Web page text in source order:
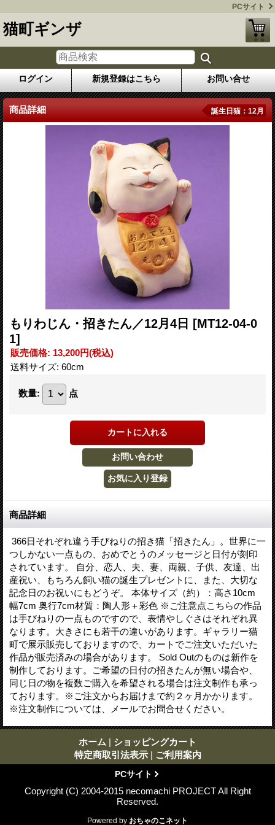
PCサイト
猫町ギンザ
ログイン 新規登録はこちら お問い合せ
商品詳細 誕生日猫：12月
もりわじん・招きたん／12月4日 [MT12-04-0
1]
販売価格: 13,200円(税込)
送料サイズ: 60cm
数量: 点
商品詳細
366日それぞれ違う手びねりの招き猫「招きたん」。世界に一
つしかない一点もの、おめでとうのメッセージと日付が刻印
されています。 自分、恋人、夫、妻、両親、子供、友達、出
産祝い、もちろん飼い猫の誕生プレゼントに、また、大切な
記念日のお祝いにもどうぞ。 本体サイズ（約）：高さ10cm
幅7cm 奥行7cm材質：陶人形＋彩色 ※ご注意点こちらの作品
は手びねりの一点ものですので、表情やしぐさはそれぞれ異
なります。大きさにも若干の違いがあります。ギャラリー猫
町で展示販売しておりますので、カートでご注文いただいた
作品が販売済みの場合があります。 Sold Outのものは新作を
制作しております。ご希望の日付の招きたんが無い場合や、
同じ日の物を複数ご購入を希望される場合は注文制作も承っ
ております。※ご注文からお届けまで約２ヶ月かかります。
※注文制作については、メールでお問合せください。
ホーム | ショッピングカート
特定商取引法表示 | ご利用案内
PCサイト
Copyright (C) 2004-2015 necomachi PROJECT All Right
Reserved.
Powered by おちゃのこネット